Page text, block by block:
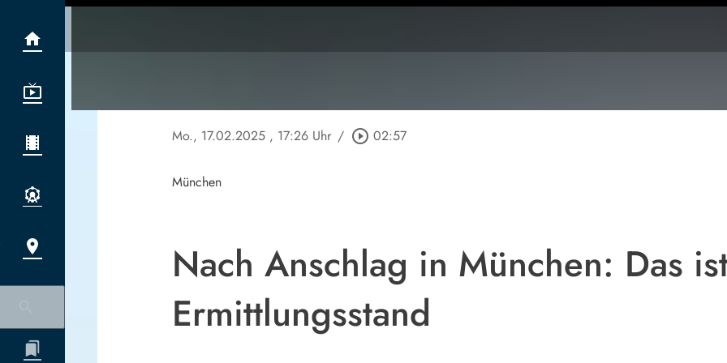
Mo., 17.02.2025 , 17:26 Uhr / play_circle_outline 02:57
München
Nach Anschlag in München: Das
Ermittlungsstand